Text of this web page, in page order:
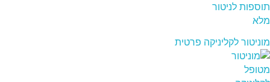
מוניטור לקליניקה פרטית